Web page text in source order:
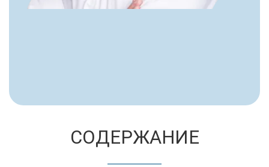
СОДЕРЖАНИЕ